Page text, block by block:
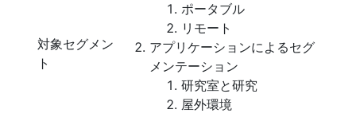
対象セグメン
ト
ポータブル
リモート
アプリケーションによるセグ
メンテーション
研究室と研究
屋外環境